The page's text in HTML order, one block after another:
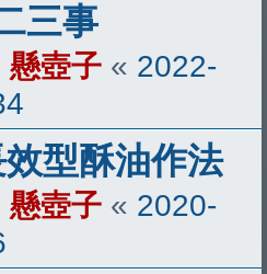
三事
懸壺子 « 2022-
型酥油作法
懸壺子 « 2020-